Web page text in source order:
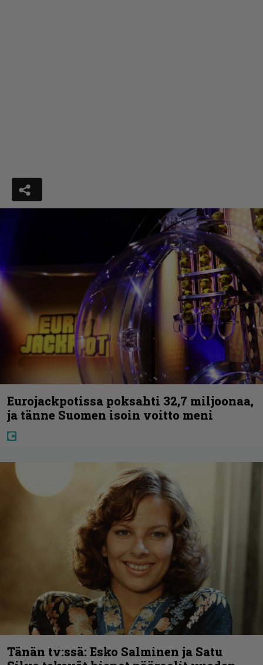
Eurojackpotissa poksahti 32,7 miljoonaa,
ja tänne Suomen isoin voitto meni
Tänän tv:ssä: Esko Salminen ja Satu